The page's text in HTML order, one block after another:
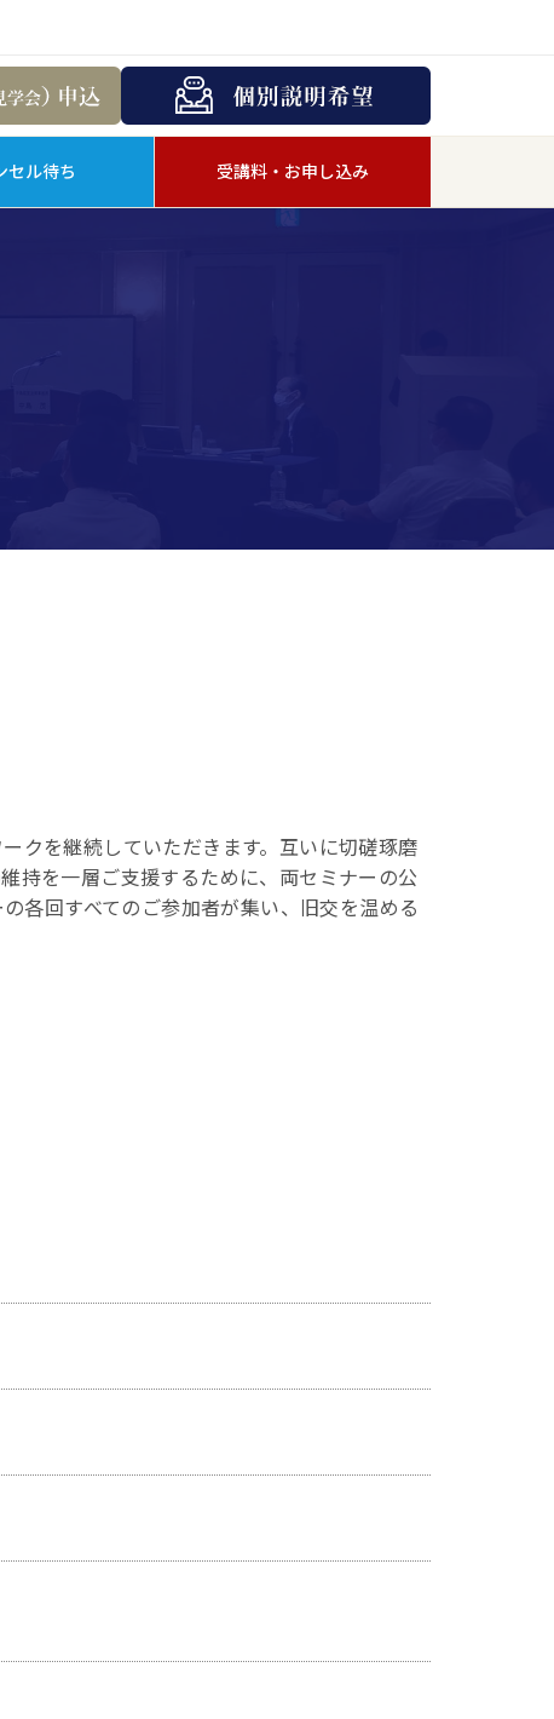
セル待ち 受講料・お申し込み
クを継続していただきます。互いに切磋琢磨
持を一層ご支援するために、両セミナーの公
各回すべてのご参加者が集い、旧交を温める